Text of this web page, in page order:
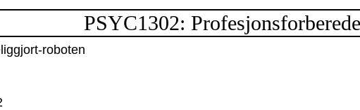
PSYC1302:
roboten